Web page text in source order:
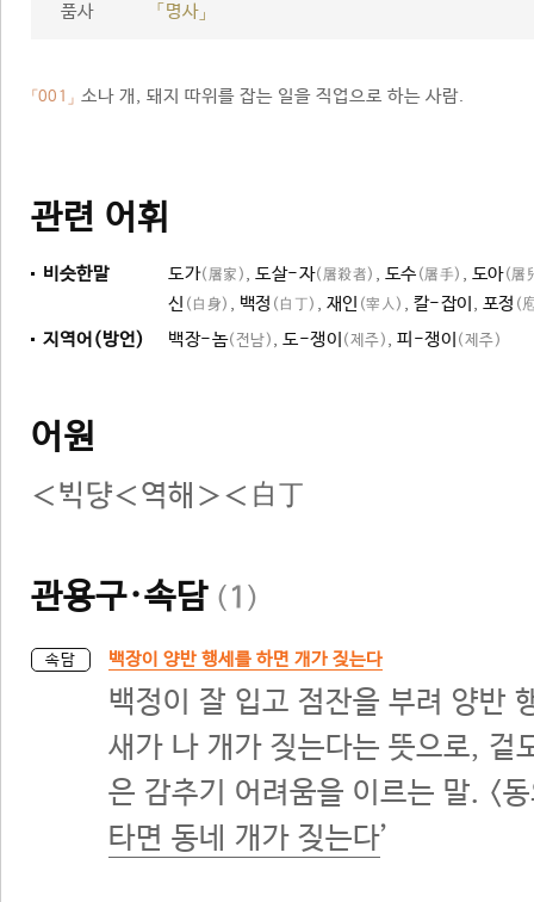
품사 「명사」
「001」 소나 개, 돼지 따위를 잡는 일을 직업으로 하는 사람.
관련 어휘
비슷한말 도가(屠家) , 도살-자(屠殺者) , 도수 (屠手) , 도아(屠
신 (白身) , 백정 (白丁) , 재인 (宰人) , 칼-잡이 , 포정 (
지역어(방언) 백장-놈(전남) , 도-쟁이 (제주) , 피-쟁이 (제주)
어원
＜＜역해＞＜白丁
관용구·속담 ( 1 )
속담 백장이 양반 행세를 하면 개가 짖는다
백정이 잘 입고 점잔을 부려 양반
새가 나 개가 짖는다는 뜻으로, 겉
은 감추기 어려움을 이르는 말. <
타면 동네 개가 짖는다’